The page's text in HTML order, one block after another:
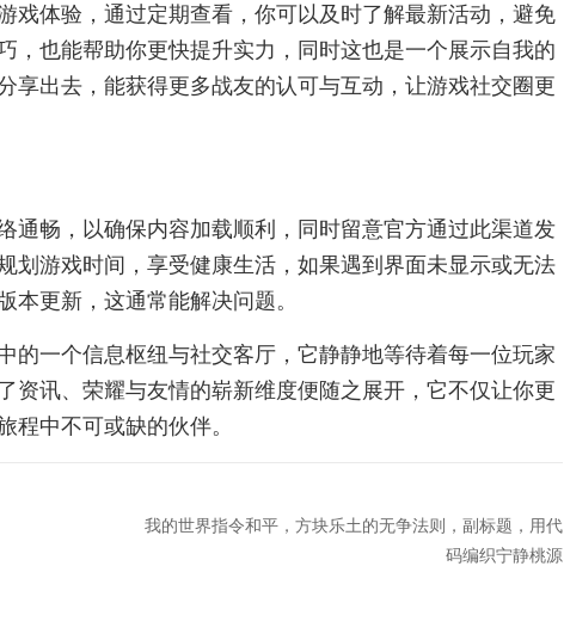
戏体验，通过定期查看，你可以及时了解最新活动，避免
，也能帮助你更快提升实力，同时这也是一个展示自我的
享出去，能获得更多战友的认可与互动，让游戏社交圈更
通畅，以确保内容加载顺利，同时留意官方通过此渠道发
划游戏时间，享受健康生活，如果遇到界面未显示或无法
本更新，这通常能解决问题。
的一个信息枢纽与社交客厅，它静静地等待着每一位玩家
资讯、荣耀与友情的崭新维度便随之展开，它不仅让你更
程中不可或缺的伙伴。
我的世界指令和平，方块乐土的无争法则，副标题，用代
码编织宁静桃源